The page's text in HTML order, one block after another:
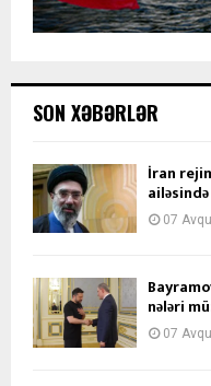
SON XƏBƏRLƏR
İran
07
nələri
07